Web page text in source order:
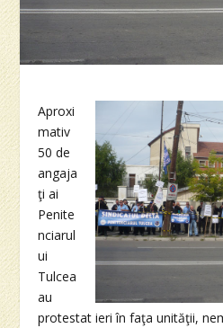
Aproxi
mativ
50 de
angaja
ţi ai
Penite
nciarul
ui
Tulcea
au
protestat ieri în faţa unităţii,